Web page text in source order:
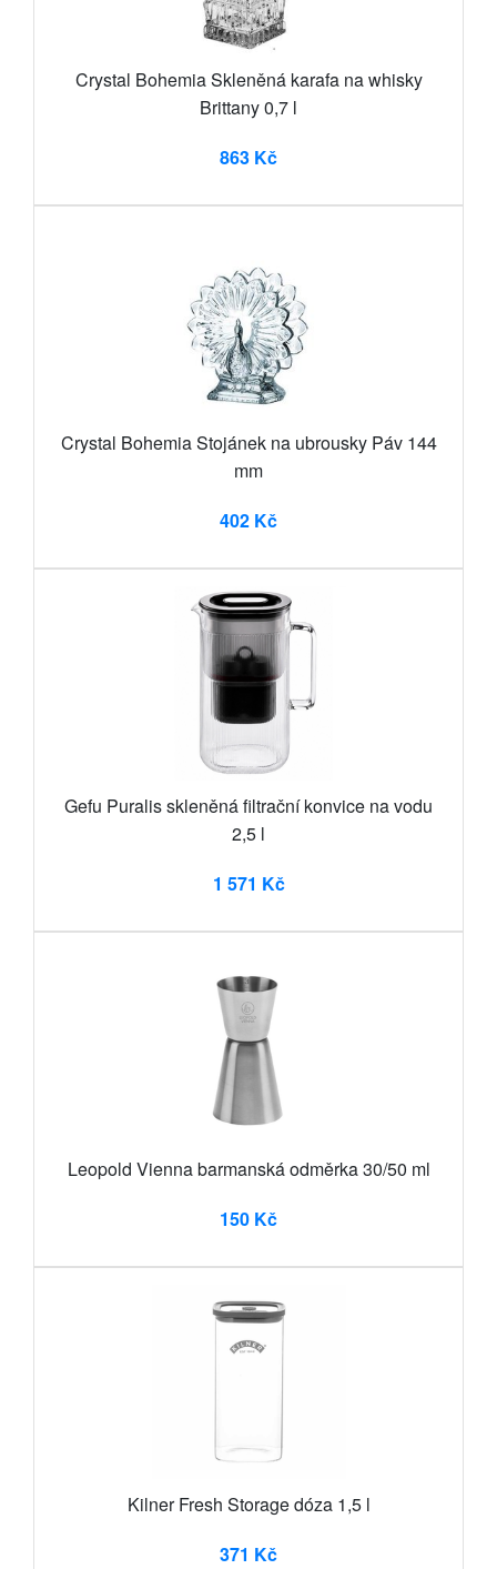
Crystal Bohemia Skleněná karafa na whisky
Brittany 0,7 l
863 Kč
Crystal Bohemia Stojánek na ubrousky Páv 144
mm
402 Kč
Gefu Puralis skleněná filtrační konvice na vodu
2,5 l
1 571 Kč
Leopold Vienna barmanská odměrka 30/50 ml
150 Kč
Kilner Fresh Storage dóza 1,5 l
371 Kč